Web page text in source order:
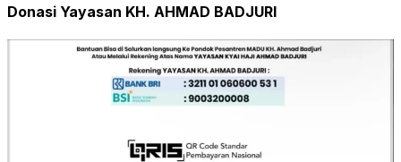
Donasi Yayasan KH. AHMAD BADJURI